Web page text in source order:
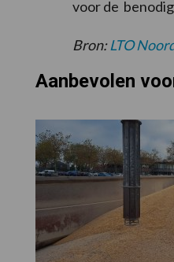
voor de
Bron:LTO
Aanbevolen